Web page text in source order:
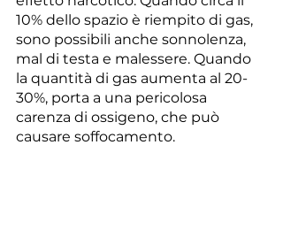
10% dello spazio è riempito di gas,
sono possibili anche sonnolenza,
mal di testa e malessere. Quando
la quantità di gas aumenta al 20-
30%, porta a una pericolosa
carenza di ossigeno, che può
causare soffocamento.